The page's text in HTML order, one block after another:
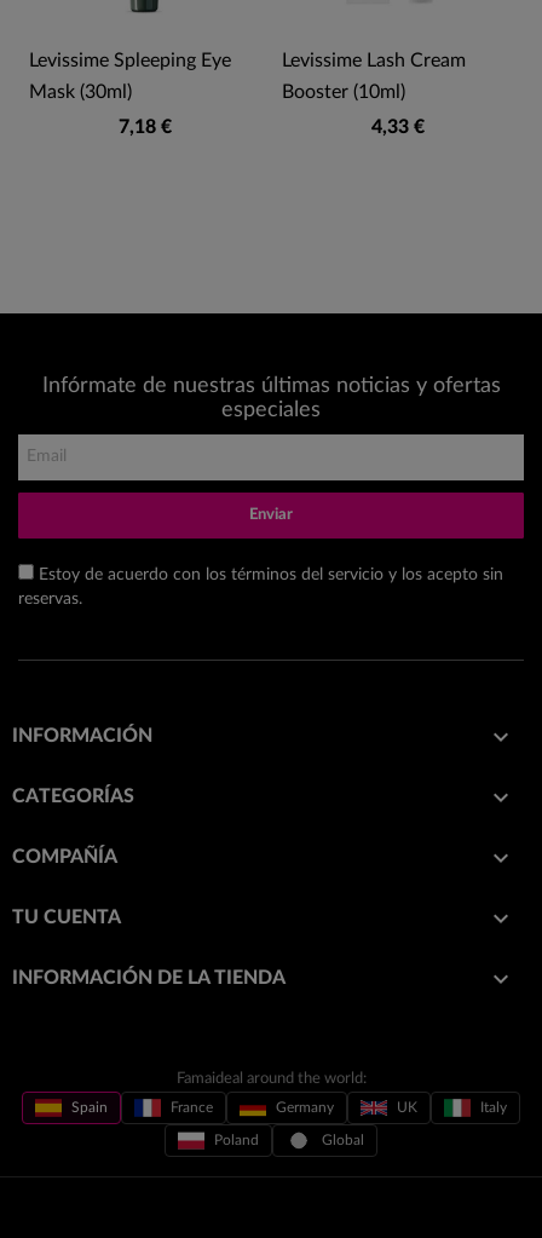
Levissime Spleeping Eye
Mask (30ml)
7,18 €
Levissime Lash Cream
Booster (10ml)
4,33 €
Infórmate de nuestras últimas noticias y ofertas
especiales
Enviar
Estoy de acuerdo con los términos del servicio y los acepto sin
reservas.
INFORMACIÓN 
CATEGORÍAS 
COMPAÑÍA 
TU CUENTA 
INFORMACIÓN DE LA TIENDA keyboard_arrow_down
Famaideal around the world:
Spain France Germany UK Italy
Poland Global